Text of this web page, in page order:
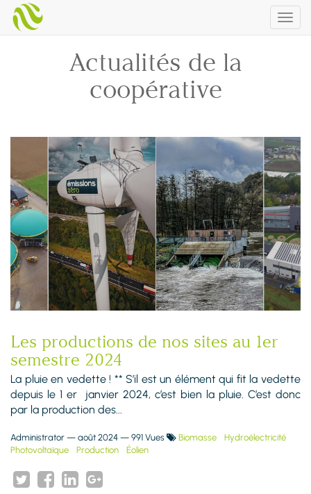
Actualités de la
coopérative
Les productions de nos sites au 1er
semestre 2024
La pluie en vedette ! ** S’il est un élément qui fit la vedette
depuis le 1 er janvier 2024, c’est bien la pluie. C’est donc
par la production des...
Administrator — août 2024 — 991 Vues Biomasse
Hydroélectricité
Photovoltaïque
Production Éolien